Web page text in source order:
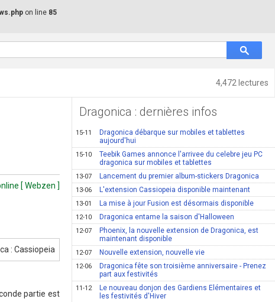
on line 85
4,472 lectures
[ Webzen ]
partie est
Dragonica : dernières infos
15-11
Dragonica débarque sur mobiles et tablettes
aujourd'hui
15-10
Teebik Games annonce l'arrivee du celebre jeu PC
dragonica sur mobiles et tablettes
13-07 Lancement du premier album-stickers Dragonica
13-06 L'extension Cassiopeia disponible maintenant
13-01 La mise à jour Fusion est désormais disponible
12-10 Dragonica entame la saison d'Halloween
12-07
Phoenix, la nouvelle extension de Dragonica, est
maintenant disponible
12-07 Nouvelle extension, nouvelle vie
12-06
Dragonica fête son troisième anniversaire - Prenez
part aux festivités
11-12
Le nouveau donjon des Gardiens Elémentaires et
les festivités d'Hiver